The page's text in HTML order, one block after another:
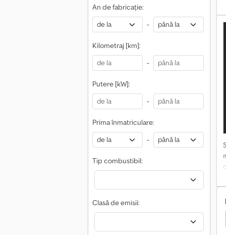
An de fabricație:
-
Kilometraj [km]:
-
Putere [kW]:
-
Prima înmatriculare:
-
Tip combustibil:
Clasă de emisii:
Altele Gunoaie/Eliminare